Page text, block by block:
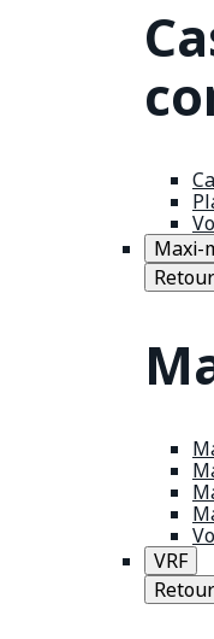
Maxi-
Retour
VRF
Retour